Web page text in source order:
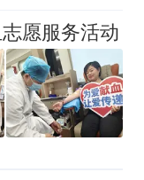
愿服务活动